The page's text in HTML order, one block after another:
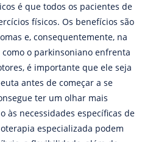
é que todos os pacientes de
físicos. Os benefícios são
e, consequentemente, na
o parkinsoniano enfrenta
é importante que ele seja
antes de começar a se
ter um olhar mais
às necessidades específicas de
especializada podem